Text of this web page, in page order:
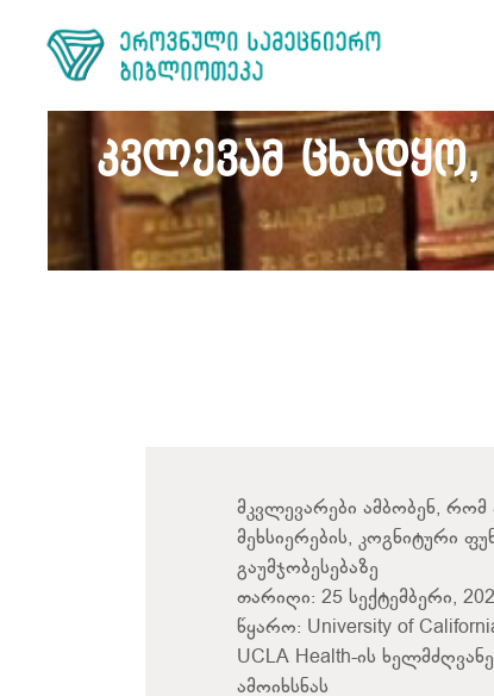
კვლევამ
მკვლევარები ამბობენ,
მეხსიერების, კოგნიტური
გაუმჯობესებაზე
თარიღი: 25 სექტემბერი,
წყარო: University of
UCLA Health-ის
ამოიხსნას